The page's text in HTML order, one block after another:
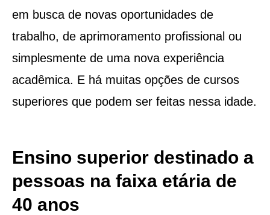
em busca de novas oportunidades de
trabalho, de aprimoramento profissional ou
simplesmente de uma nova experiência
acadêmica. E há muitas opções de cursos
superiores que podem ser feitas nessa idade.
Ensino superior destinado a
pessoas na faixa etária de
40 anos